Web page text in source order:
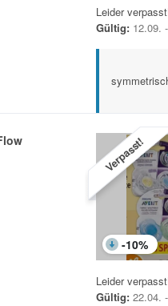
Leider
Gültig: 12.09.
Verpasst!
-10%
Leider
Gültig: 22.04.